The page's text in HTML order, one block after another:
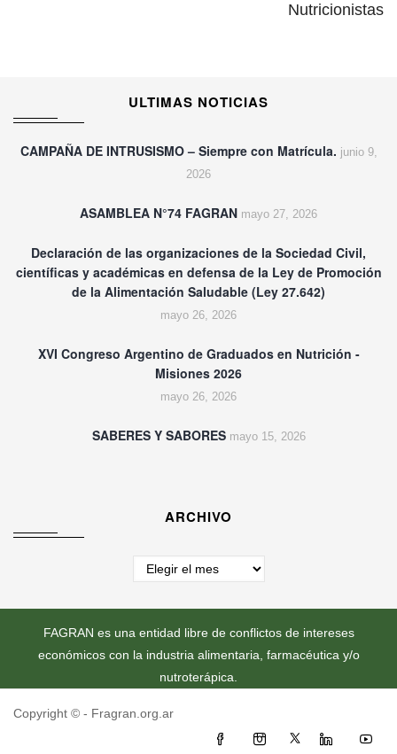
Nutricionistas
ULTIMAS NOTICIAS
CAMPAÑA DE INTRUSISMO – Siempre con Matrícula. junio 9,
2026
ASAMBLEA N°74 FAGRAN mayo 27, 2026
Declaración de las organizaciones de la Sociedad Civil,
científicas y académicas en defensa de la Ley de Promoción
de la Alimentación Saludable (Ley 27.642)
mayo 26, 2026
XVI Congreso Argentino de Graduados en Nutrición -
Misiones 2026
mayo 26, 2026
SABERES Y SABORES mayo 15, 2026
ARCHIVO
Archivo
FAGRAN es una entidad libre de conflictos de intereses
económicos con la industria alimentaria, farmacéutica y/o
nutroterápica.
Copyright © - Fragran.org.ar